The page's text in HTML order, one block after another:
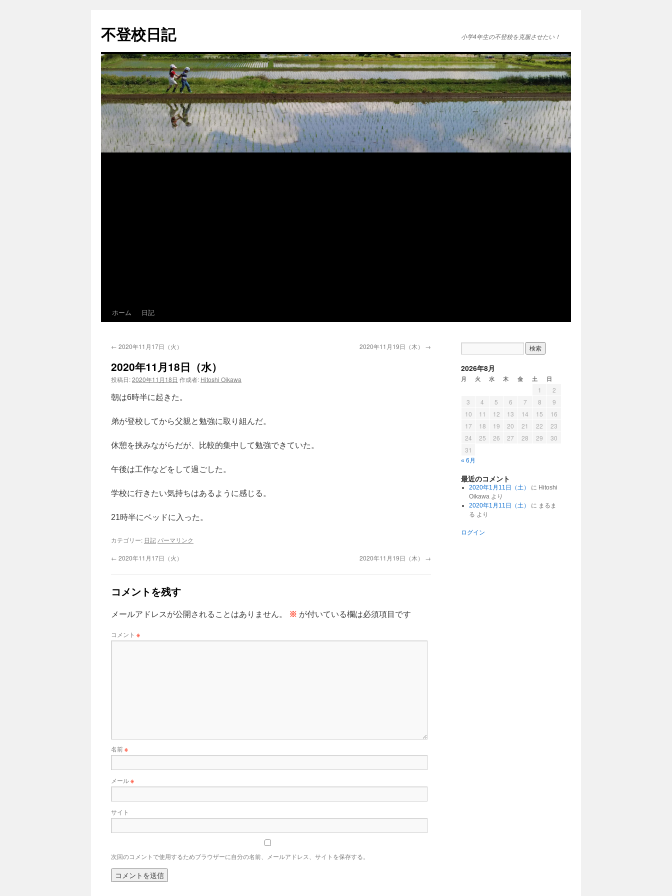
テ
へ
ス
キ
ッ
プ
不登校日記 小学4年生の不登校を克服させたい！
ホーム 日記
← 2020年11月17日（火） 2020年11月19日（木） →
2020年11月18日（水）
投稿日:2020年11月18日 作成者: Hitoshi Oikawa
朝は6時半に起きた。
弟が登校してから父親と勉強に取り組んだ。
休憩を挟みながらだが、比較的集中して勉強できていた。
午後は工作などをして過ごした。
学校に行きたい気持ちはあるように感じる。
21時半にベッドに入った。
カテゴリー: 日記 パーマリンク
← 2020年11月17日（火） 2020年11月19日（木） →
コメントを残す
メールアドレスが公開されることはありません。 ※ が付いている欄は必須項目です
コメント ※
名前※
メール※
サイト
次回のコメントで使用するためブラウザーに自分の名前、メールアドレス、サイトを保存する。
2026年8月
月 火 水 木 金 土 日
1
2
3
4 5 6 7 8
9
10
11 12 13 14 15
16
17
18 19 20 21 22
23
24
25 26 27 28 29
30
31
« 6月
最近のコメント
2020年1月11日（土） に Hitoshi
Oikawaより
2020年1月11日（土）
に まるま
る より
ログイン